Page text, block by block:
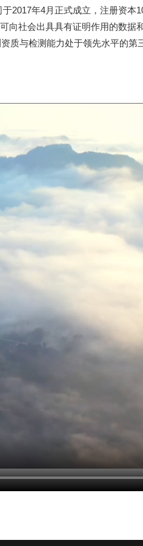
年4月正式成立，注册资本
向社会出具具有证明作用的数据和
与检测能力处于领先水平的第